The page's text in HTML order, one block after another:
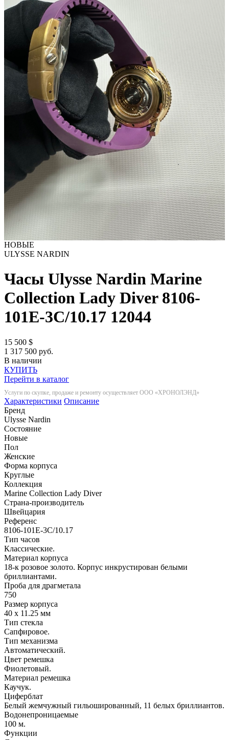
НОВЫЕ
ULYSSE NARDIN
Часы Ulysse Nardin Marine
Collection Lady Diver 8106-
101E-3C/10.17 12044
15 500 $
1 317 500 руб.
В наличии
КУПИТЬ
Перейти в каталог
Услуги по скупке, продаже и ремонту осуществляет ООО «ХРОНОЛЭНД»
Характеристики Описание
Бренд
Ulysse Nardin
Состояние
Новые
Пол
Женские
Форма корпуса
Круглые
Коллекция
Marine Collection Lady Diver
Страна-производитель
Швейцария
Референс
8106-101E-3C/10.17
Тип часов
Классические.
Материал корпуса
18-к розовое золото. Корпус инкрустирован белыми
бриллиантами.
Проба для драгметала
750
Размер корпуса
40 x 11.25 мм
Тип стекла
Сапфировое.
Тип механизма
Автоматический.
Цвет ремешка
Фиолетовый.
Материал ремешка
Каучук.
Циферблат
Белый жемчужный гильошированный, 11 белых бриллиантов.
Водонепроницаемые
100 м.
Функции